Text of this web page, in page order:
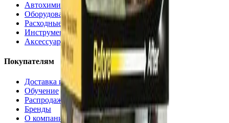
Автохимия
Оборудование
Расходные материалы
Инструменты
Аксессуары
Покупателям
Доставка и оплата
Обучение
Распродажа
Бренды
О компании